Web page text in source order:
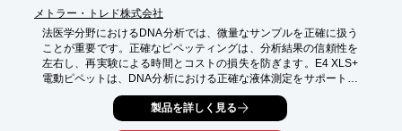
メトラー・トレド株式会社
法医学分野におけるDNA分析では、微量なサンプルを正確に扱う
ことが重要です。正確なピペッティングは、分析結果の信頼性を
左右し、再実験による時間とコストの損失を防ぎます。E4 XLS+
電動ピペットは、DNA分析における正確な液体測定をサポートし
【活用シーン】
製品を詳しく見る